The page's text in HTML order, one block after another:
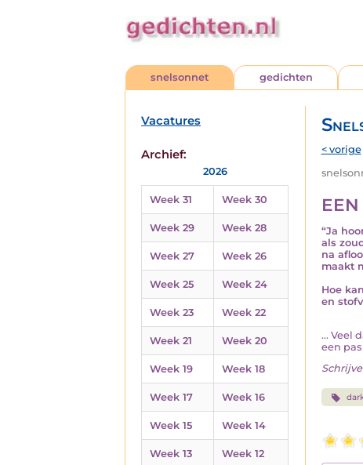
snelsonnet gedichten
Vacatures
Archief:
2026
Week 31 Week 30
Week 29 Week 28
Week 27 Week 26
Week 25 Week 24
Week 23 Week 22
Week 21 Week 20
Week 19 Week 18
Week 17 Week 16
Week 15 Week 14
Week 13 Week 12
< vorige
“Ja
als
na
maakt
Hoe
en
... Veel
een